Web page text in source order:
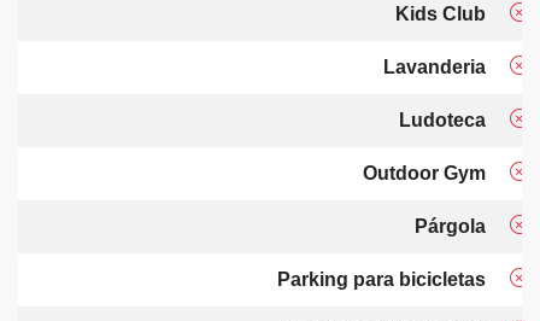
Kids Club
Lavanderia
Ludoteca
Outdoor Gym
Párgola
Parking para bicicletas